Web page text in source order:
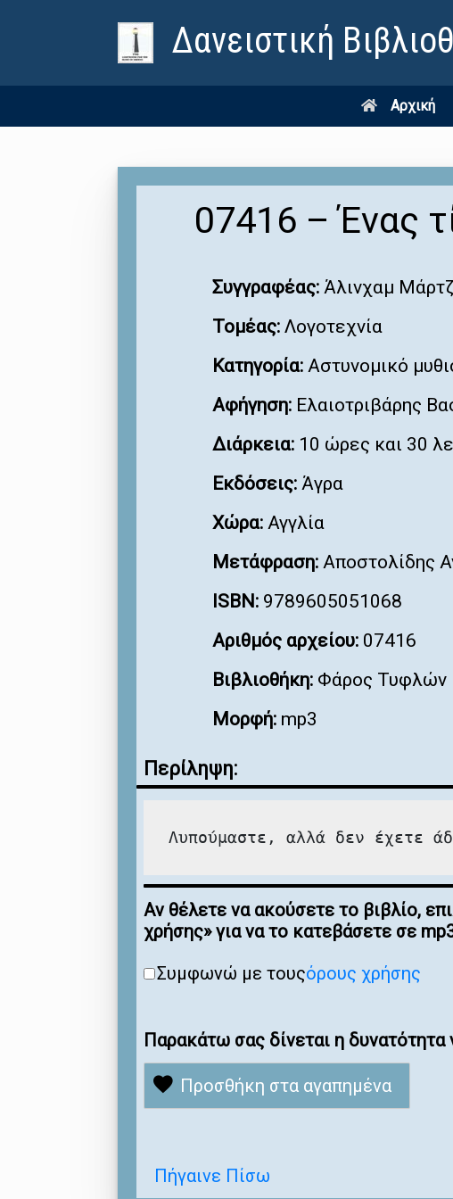
Δανειστική
Αρχική
07416 – Ένας
Συγγραφέας: Άλινχαμ
Τομέας: Λογοτεχνία
Κατηγορία: Αστυνομικό
Αφήγηση: Ελαιοτριβάρης
Διάρκεια: 10 ώρες και 30
Εκδόσεις: Άγρα
Χώρα: Αγγλία
Μετάφραση: Αποστολίδης
ISBN: 9789605051068
Αριθμός αρχείου: 07416
Βιβλιοθήκη: Φάρος Τυφλών
Μορφή: mp3
Περίληψη:
Λυπούμαστε, αλλά δεν έχετε
Αν θέλετε να ακούσετε το βιβλίο,
χρήσης» για να το κατεβάσετε σε
Συμφωνώ με τουςόρους χρήσης
Παρακάτω σας δίνεται η
Προσθήκη στα αγαπημένα
Πήγαινε Πίσω